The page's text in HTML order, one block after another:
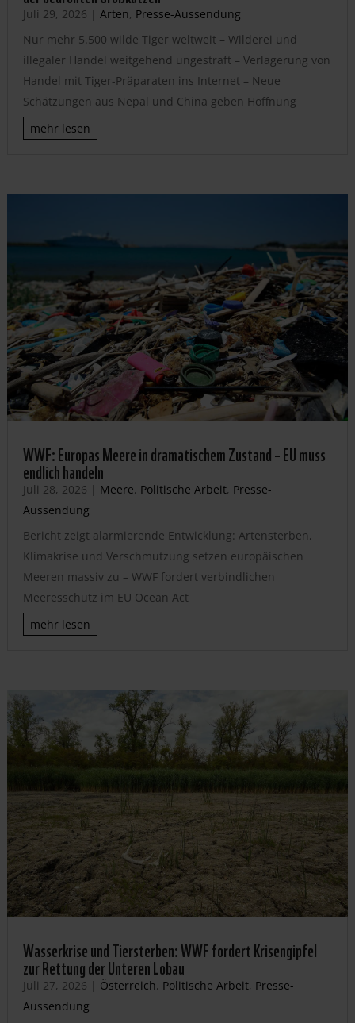
Juli 29, 2026 | Arten, Presse-Aussendung
Nur mehr 5.500 wilde Tiger weltweit – Wilderei und
illegaler Handel weitgehend ungestraft – Verlagerung von
Handel mit Tiger-Präparaten ins Internet – Neue
Schätzungen aus Nepal und China geben Hoffnung
mehr lesen
WWF: Europas Meere in dramatischem Zustand – EU muss
endlich handeln
Juli 28, 2026 | Meere, Politische Arbeit, Presse-
Aussendung
Bericht zeigt alarmierende Entwicklung: Artensterben,
Klimakrise und Verschmutzung setzen europäischen
Meeren massiv zu – WWF fordert verbindlichen
Meeresschutz im EU Ocean Act
mehr lesen
Wasserkrise und Tiersterben: WWF fordert Krisengipfel
zur Rettung der Unteren Lobau
Juli 27, 2026 | Österreich, Politische Arbeit, Presse-
Aussendung